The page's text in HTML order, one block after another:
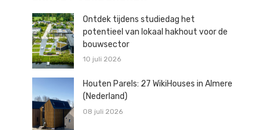
Ontdek tijdens studiedag het
potentieel van lokaal hakhout voor de
bouwsector
10 juli 2026
Houten Parels: 27 WikiHouses in Almere
(Nederland)
08 juli 2026